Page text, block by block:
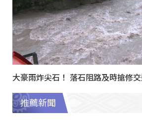
大豪雨炸尖石！ 落石阻路及時搶修
推薦新聞